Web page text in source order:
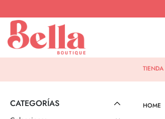
TIENDA
CATEGORÍAS HOME